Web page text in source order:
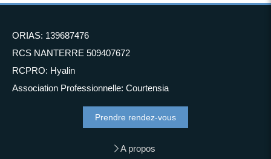
ORIAS: 139687476
RCS NANTERRE 509407672
RCPRO: Hyalin
Association Professionnelle: Courtensia
Prendre rendez-vous
A propos